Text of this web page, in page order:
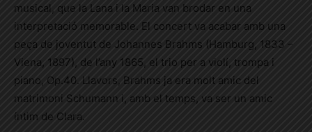
musical, que la Lana i la Maria van brodar en una
interpretació memorable. El concert va acabar amb una
peça de joventut de Johannes Brahms (Hamburg, 1833 –
Viena, 1897), de l’any 1865, el trio per a violí, trompa i
piano, Op.40. Llavors, Brahms ja era molt amic del
matrimoni Schumann i, amb el temps, va ser un amic
íntim de Clara.